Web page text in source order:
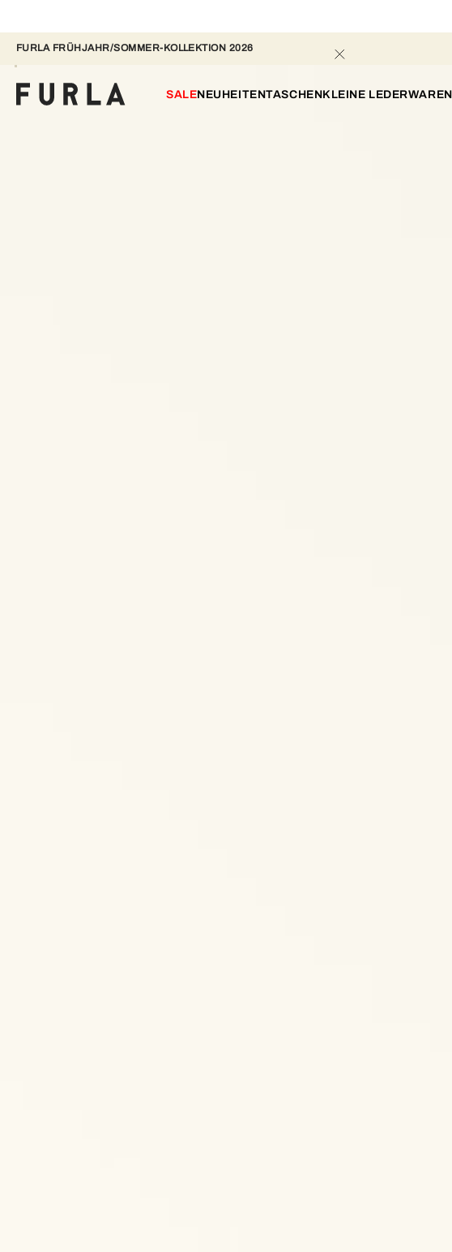
FURLA FRÜHJAHR/SOMMER-KOLLEKTION 2026
SALENEUHEITENTASCHENKLEINE LEDERWAREN